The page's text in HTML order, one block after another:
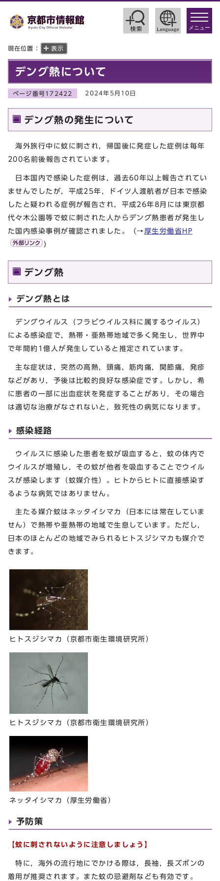
toggle
メニュー
現在位置： 表示
デング熱について
ページ番号172422 2024年5月10日
デング熱の発生について
海外旅行中に蚊に刺され，帰国後に発症した症例は毎年
200名前後報告されています。
日本国内で感染した症例は，過去60年以上報告されてい
ませんでしたが，平成25年，ドイツ人渡航者が日本で感染
したと疑われる症例が報告され，平成26年8月には東京都
代々木公園等で蚊に刺された人からデング熱患者が発生し
た国内感染事例が確認されました。（→ 厚生労働省HP
）
デング熱
デング熱とは
デングウイルス（フラビウイルス科に属するウイルス）
による感染症で，熱帯・亜熱帯地域で多く発生し，世界中
で年間約1億人が発生していると推定されています。
主な症状は，突然の高熱，頭痛，筋肉痛，関節痛，発疹
などがあり，予後は比較的良好な感染症です。しかし，希
に患者の一部に出血症状を発症することがあり，その場合
は適切な治療がなされないと，致死性の病気になります。
感染経路
ウイルスに感染した患者を蚊が吸血すると，蚊の体内で
ウイルスが増殖し，その蚊が他者を吸血することでウイル
スが感染します（蚊媒介性）。ヒトからヒトに直接感染す
るような病気ではありません。
主たる媒介蚊はネッタイシマカ（日本には常在していま
せん）で熱帯や亜熱帯の地域で生息しています。ただし，
日本のほとんどの地域でみられるヒトスジシマカも媒介で
きます。
ヒトスジシマカ（京都市衛生環境研究所）
ヒトスジシマカ（京都市衛生環境研究所）
ネッタイシマカ（厚生労働省）
予防策
【蚊に刺されないように注意しましょう】
特に，海外の流行地にでかける際は，長袖，長ズボンの
着用が推奨されます。また蚊の忌避剤なども有効です。